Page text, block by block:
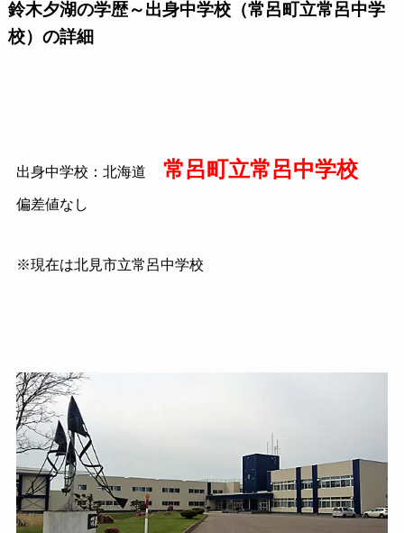
鈴木夕湖の学歴～出身中学校（常呂町立常呂中学
校）の詳細
出身中学校：北海道 常呂町立常呂中学校
偏差値なし
※現在は北見市立常呂中学校